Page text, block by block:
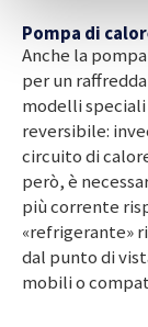
Pompa di
Anche la
per un
modelli
reversibile:
circuito di
però, è
più corrente
«refrigerante»
dal punto di
mobili o